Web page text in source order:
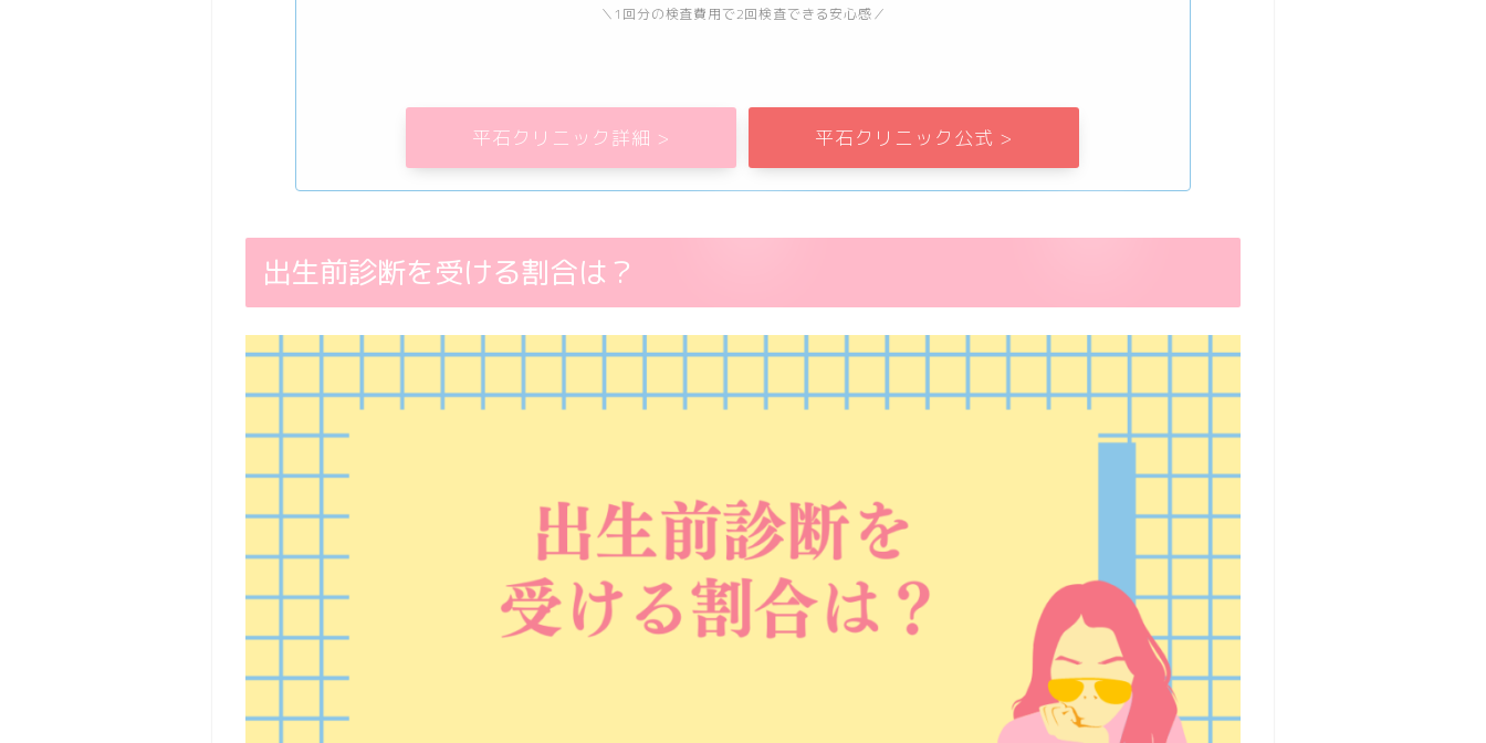
＼1回分の検査費用で2回検査できる安心感／
平石クリニック詳細 > 平石クリニック公式 >
出生前診断を受ける割合は？